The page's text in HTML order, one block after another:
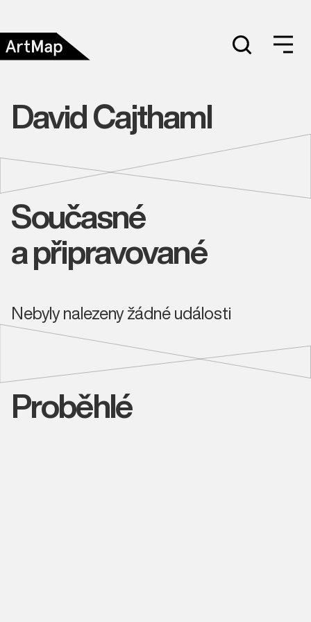
David Cajthaml
Současné
a připravované
Nebyly nalezeny žádné události
Proběhlé